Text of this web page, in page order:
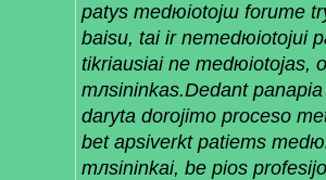
patys medюiotojш forume
baisu, tai ir nemedюiotojui
tikriausiai ne medюiotojas,
mлsininkas.Dedant
daryta dorojimo proceso
bet apsiverkt patiems
mлsininkai, be рios